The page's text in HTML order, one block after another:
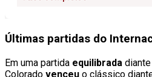
Últimas partidas do
Em uma partida equilibrada
Colorado venceu o clássico